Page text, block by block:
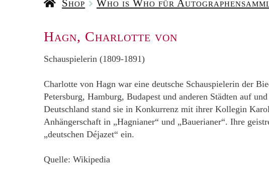
Shop Who is Who für
Hagn, Charlotte von
Schauspielerin (1809-1891)
Charlotte von Hagn war eine deutsche Schauspielerin der
Petersburg, Hamburg, Budapest und anderen Städten auf
Deutschland stand sie in Konkurrenz mit ihrer Kollegin
Anhängerschaft in „Hagnianer“ und „Bauerianer“. Ihre
„deutschen Déjazet“ ein.
Quelle: Wikipedia